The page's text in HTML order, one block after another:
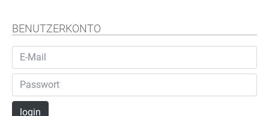
BENUTZERKONTO
login